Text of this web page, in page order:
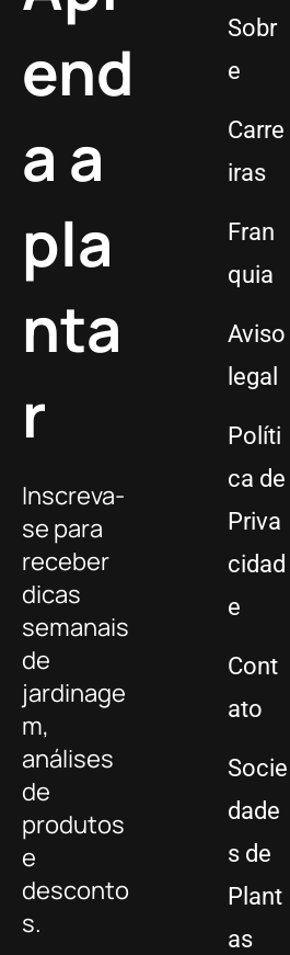
end
a a
pla
nta
r
Inscreva-
se para
receber
dicas
semanais
de
jardinage
m,
análises
de
produtos
e
desconto
s.
Sobr
e
Carre
iras
Fran
quia
Aviso
legal
Políti
ca de
Priva
cidad
e
Cont
ato
Socie
dade
s de
Plant
as